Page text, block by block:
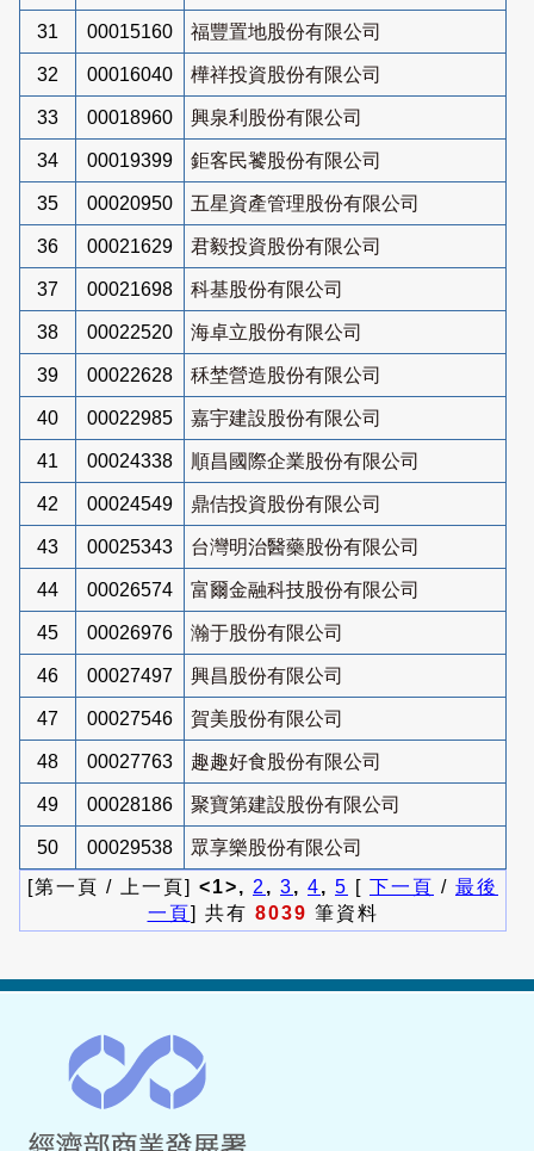
31 00015160 福豐置地股份有限公司
32 00016040 樺祥投資股份有限公司
33 00018960 興泉利股份有限公司
34 00019399 鉅客民饕股份有限公司
35 00020950 五星資產管理股份有限公司
36 00021629 君毅投資股份有限公司
37 00021698 科基股份有限公司
38 00022520 海卓立股份有限公司
39 00022628 秝埜營造股份有限公司
40 00022985 嘉宇建設股份有限公司
41 00024338 順昌國際企業股份有限公司
42 00024549 鼎佶投資股份有限公司
43 00025343 台灣明治醫藥股份有限公司
44 00026574 富爾金融科技股份有限公司
45 00026976 瀚于股份有限公司
46 00027497 興昌股份有限公司
47 00027546 賀美股份有限公司
48 00027763 趣趣好食股份有限公司
49 00028186 聚寶第建設股份有限公司
50 00029538
眾享樂股份有限公司
[第一頁 / 上一頁] <1>, 2 , 3, 4, 5 [ 下一頁 / 最後
一頁] 共有 8039 筆資料